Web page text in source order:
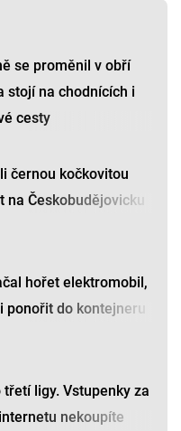
se proměnil v obří
stojí na chodnících i
cesty
černou kočkovitou
Českobudějovicku
hořet elektromobil,
ponořit do kontejneru
ligy. Vstupenky za
nekoupíte